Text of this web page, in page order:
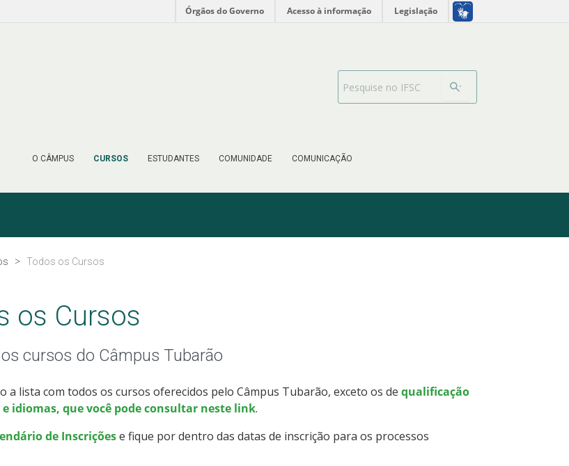
Órgãos do Governo Acesso à informação Legislação
O CÂMPUS CURSOS ESTUDANTES COMUNIDADE COMUNICAÇÃO
Barra de busca
Todos os Cursos
os Cursos
cursos do Câmpus Tubarão
a lista com todos os cursos oferecidos pelo Câmpus Tubarão, exceto os de qualificação
idiomas, que você pode consultar neste link.
de Inscriçõese fique por dentro das datas de inscrição para os processos